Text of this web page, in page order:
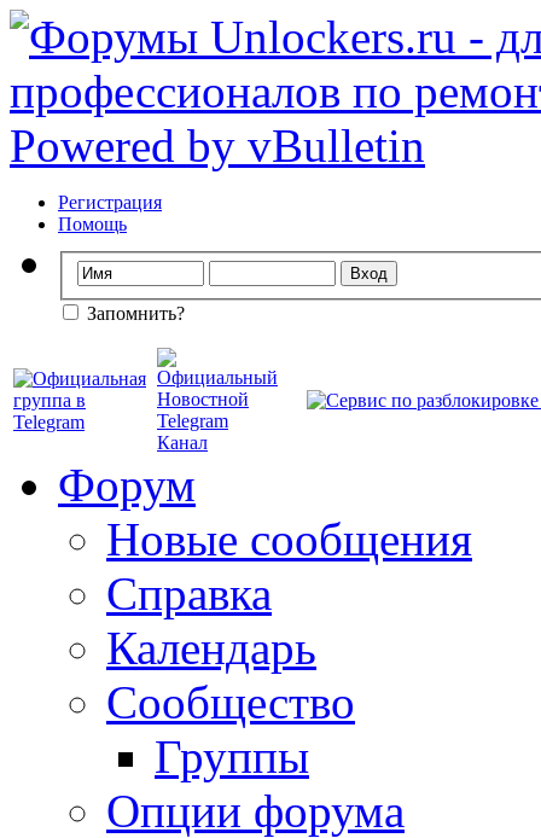
Регистрация
Помощь
Запомнить?
Форум
Новые сообщения
Справка
Календарь
Сообщество
Группы
Опции форума